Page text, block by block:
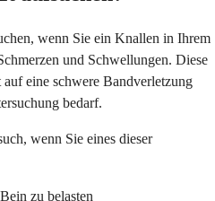
wenn Sie ein Knallen in Ihrem
und Schwellungen. Diese
eine schwere Bandverletzung
bedarf.
wenn Sie eines dieser
zu belasten